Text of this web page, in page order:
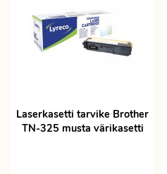
Laserkasetti tarvike Brother
TN-325 musta värikasetti